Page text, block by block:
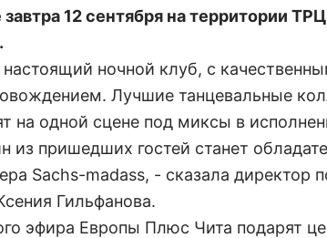
12 сентября на территории
ночной клуб, с
Лучшие танцевальные
на одной сцене под миксы в
из пришедших гостей станет
Sachs-madass, - сказала директор
Гильфанова.
эфира Европы Плюс Чита подарят